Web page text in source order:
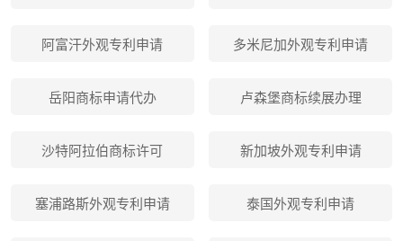
阿富汗外观专利申请 多米尼加外观专利申请
岳阳商标申请代办 卢森堡商标续展办理
沙特阿拉伯商标许可 新加坡外观专利申请
塞浦路斯外观专利申请 泰国外观专利申请